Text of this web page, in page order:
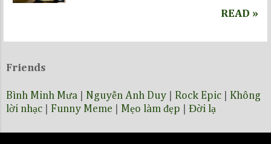
danh GS Ngô Bảo Châu, nhưng bên một
READ »
Friends
Bình Minh Mưa Nguyễn Anh Duy Rock Epic
Không
lời nhạc
Funny Meme Mẹo làm đẹp Đời lạ